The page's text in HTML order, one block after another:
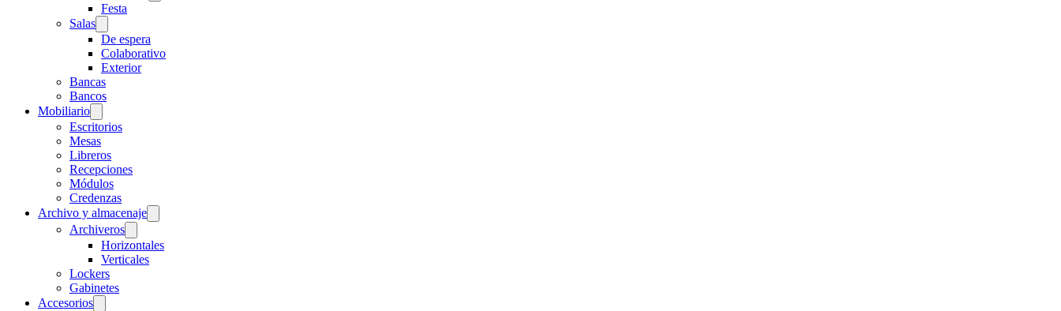
Festa
Salas
De espera
Colaborativo
Exterior
Bancas
Bancos
Mobiliario
Escritorios
Mesas
Libreros
Recepciones
Módulos
Credenzas
Archivo y almacenaje
Archiveros
Horizontales
Verticales
Lockers
Gabinetes
Accesorios